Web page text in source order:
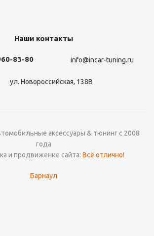
Наши контакты
83-80 info@incar-tuning.ru
ул. Новороссийская, 138В
аксессуары & тюнинг с 2008
года
и продвижение сайта: Всё отлично!
Барнаул